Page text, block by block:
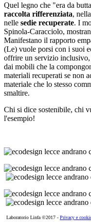
Quel legno che "era da
raccolta rifferenziata,
nelle sedie recuperate. I
Spinola-Caracciolo,
Manifestano il rapporto
(Le) vuole porsi con i suoi
offrire un servizio
dai mobili che la
materiali recuperati se non
materiale che lo stesso
smaltire.
Chi si dice sostenibile, chi
l'esempio!
Laboratorio Linfa ©2017 - Privacy e